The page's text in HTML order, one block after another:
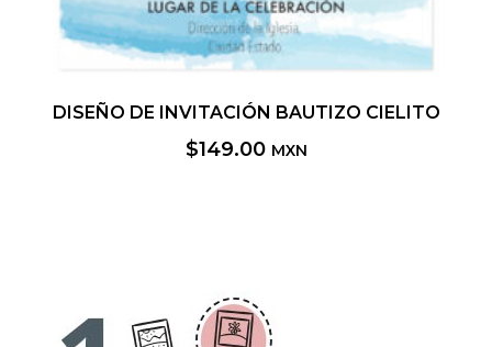
DISEÑO DE INVITACIÓN BAUTIZO CIELITO
$149.00 MXN